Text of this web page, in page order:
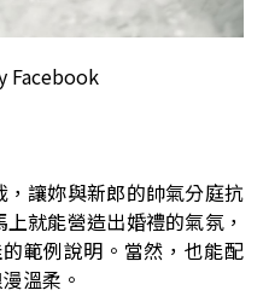
Facebook
讓妳與新郎的帥氣分庭抗
就能營造出婚禮的氣氛，
範例說明。當然，也能配
溫柔。